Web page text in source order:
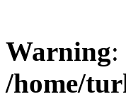
Warning:
/home/